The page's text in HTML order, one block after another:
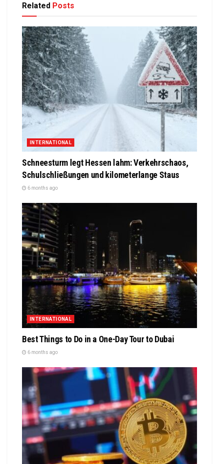
Related Posts
INTERNATIONAL
Schneesturm legt Hessen lahm: Verkehrschaos,
Schulschließungen und kilometerlange Staus
6 months ago
INTERNATIONAL
Best Things to Do in a One-Day Tour to Dubai
6 months ago